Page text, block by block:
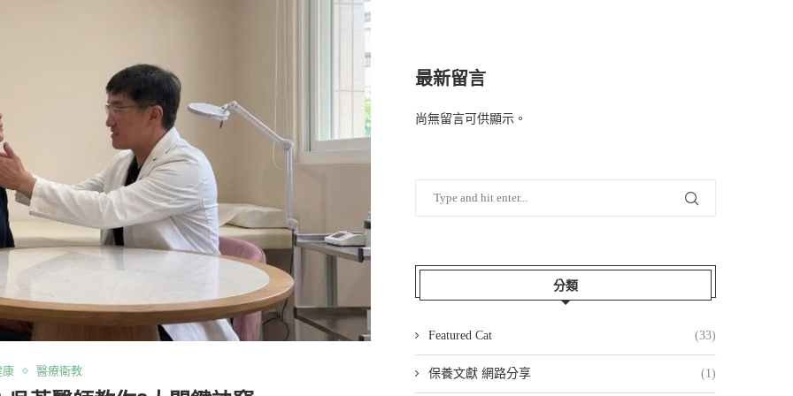
康 醫療衛教
最新留言
尚無留言可供顯示。
分類
Featured Cat (33)
保養文獻 網路分享 (1)